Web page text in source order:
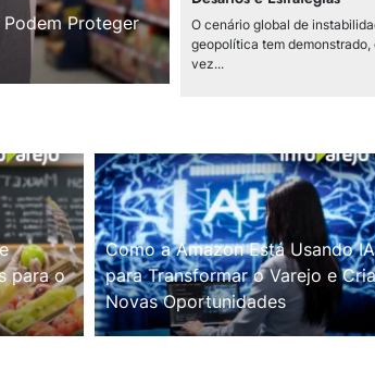
Proteger
O cenário global de
geopolítica tem demonstrado,
vez...
para o
Como a Amazon Está Usando IA
para Transformar o Varejo e
Novas Oportunidades